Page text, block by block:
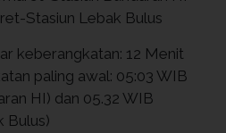
Stasiun Lebak Bulus
keberangkatan: 12 Menit
paling awal: 05:03 WIB
HI) dan 05.32 WIB
Bulus)